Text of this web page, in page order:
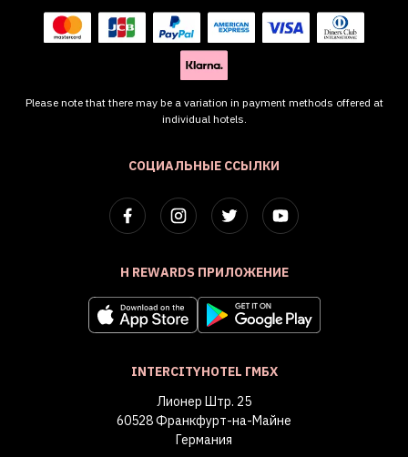
СОЦИАЛЬНЫЕ ССЫЛКИ
H REWARDS ПРИЛОЖЕНИЕ
INTERCITYHOTEL ГМБХ
Лионер Штр. 25
60528 Франкфурт-на-Майне
Германия
Please note that there may be a variation in payment methods offered at
individual hotels.